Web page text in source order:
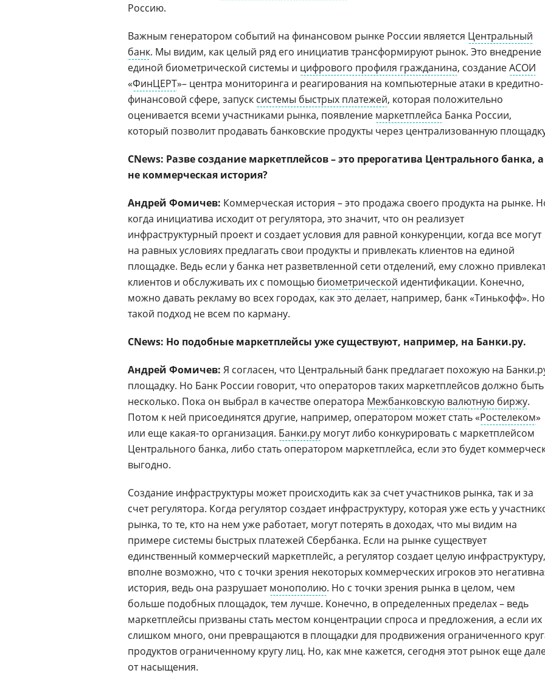
Россию.
Важным генератором событий на финансовом рынке России является Центральный
банк. Мы видим, как целый ряд его инициатив трансформируют рынок. Это внедрение
единой биометрической системы и цифрового профиля гражданина, созданиеАСОИ
«ФинЦЕРТ»– центра мониторинга и реагирования на компьютерные атаки в кредитно-
финансовой сфере, запуск системы быстрых платежей, которая положительно
оценивается всеми участниками рынка, появление маркетплейса Банка России,
который позволит продавать банковские продукты через централизованную
CNews: Разве создание маркетплейсов – это прерогатива Центрального банка, а
не коммерческая история?
Андрей Фомичев: Коммерческая история – это продажа своего продукта на рынке.
когда инициатива исходит от регулятора, это значит, что он реализует
инфраструктурный проект и создает условия для равной конкуренции, когда все могут
на равных условиях предлагать свои продукты и привлекать клиентов на единой
площадке. Ведь если у банка нет разветвленной сети отделений, ему сложно
клиентов и обслуживать их с помощью биометрической идентификации. Конечно,
можно давать рекламу во всех городах, как это делает, например, банк «Тинькофф». Но
такой подход не всем по карману.
CNews: Но подобные маркетплейсы уже существуют, например, на Банки.ру.
Андрей Фомичев: Я согласен, что Центральный банк предлагает похожую на
площадку. Но Банк России говорит, что операторов таких маркетплейсов должно быть
несколько. Пока он выбрал в качестве оператора Межбанковскую валютную биржу.
Потом к ней присоединятся другие, например, оператором может стать «Ростелеком»
или еще какая-то организация. Банки.ру могут либо конкурировать с маркетплейсом
Центрального банка, либо стать оператором маркетплейса, если это будет
выгодно.
Создание инфраструктуры может происходить как за счет участников рынка, так и за
счет регулятора. Когда регулятор создает инфраструктуру, которая уже есть у
рынка, то те, кто на нем уже работает, могут потерять в доходах, что мы видим на
примере системы быстрых платежей Сбербанка. Если на рынке существует
единственный коммерческий маркетплейс, а регулятор создает целую инфраструктуру,
вполне возможно, что с точки зрения некоторых коммерческих игроков это
история, ведь она разрушаетмонополию. Но с точки зрения рынка в целом, чем
больше подобных площадок, тем лучше. Конечно, в определенных пределах – ведь
маркетплейсы призваны стать местом концентрации спроса и предложения, а если их
слишком много, они превращаются в площадки для продвижения ограниченного
продуктов ограниченному кругу лиц. Но, как мне кажется, сегодня этот рынок еще
от насыщения.